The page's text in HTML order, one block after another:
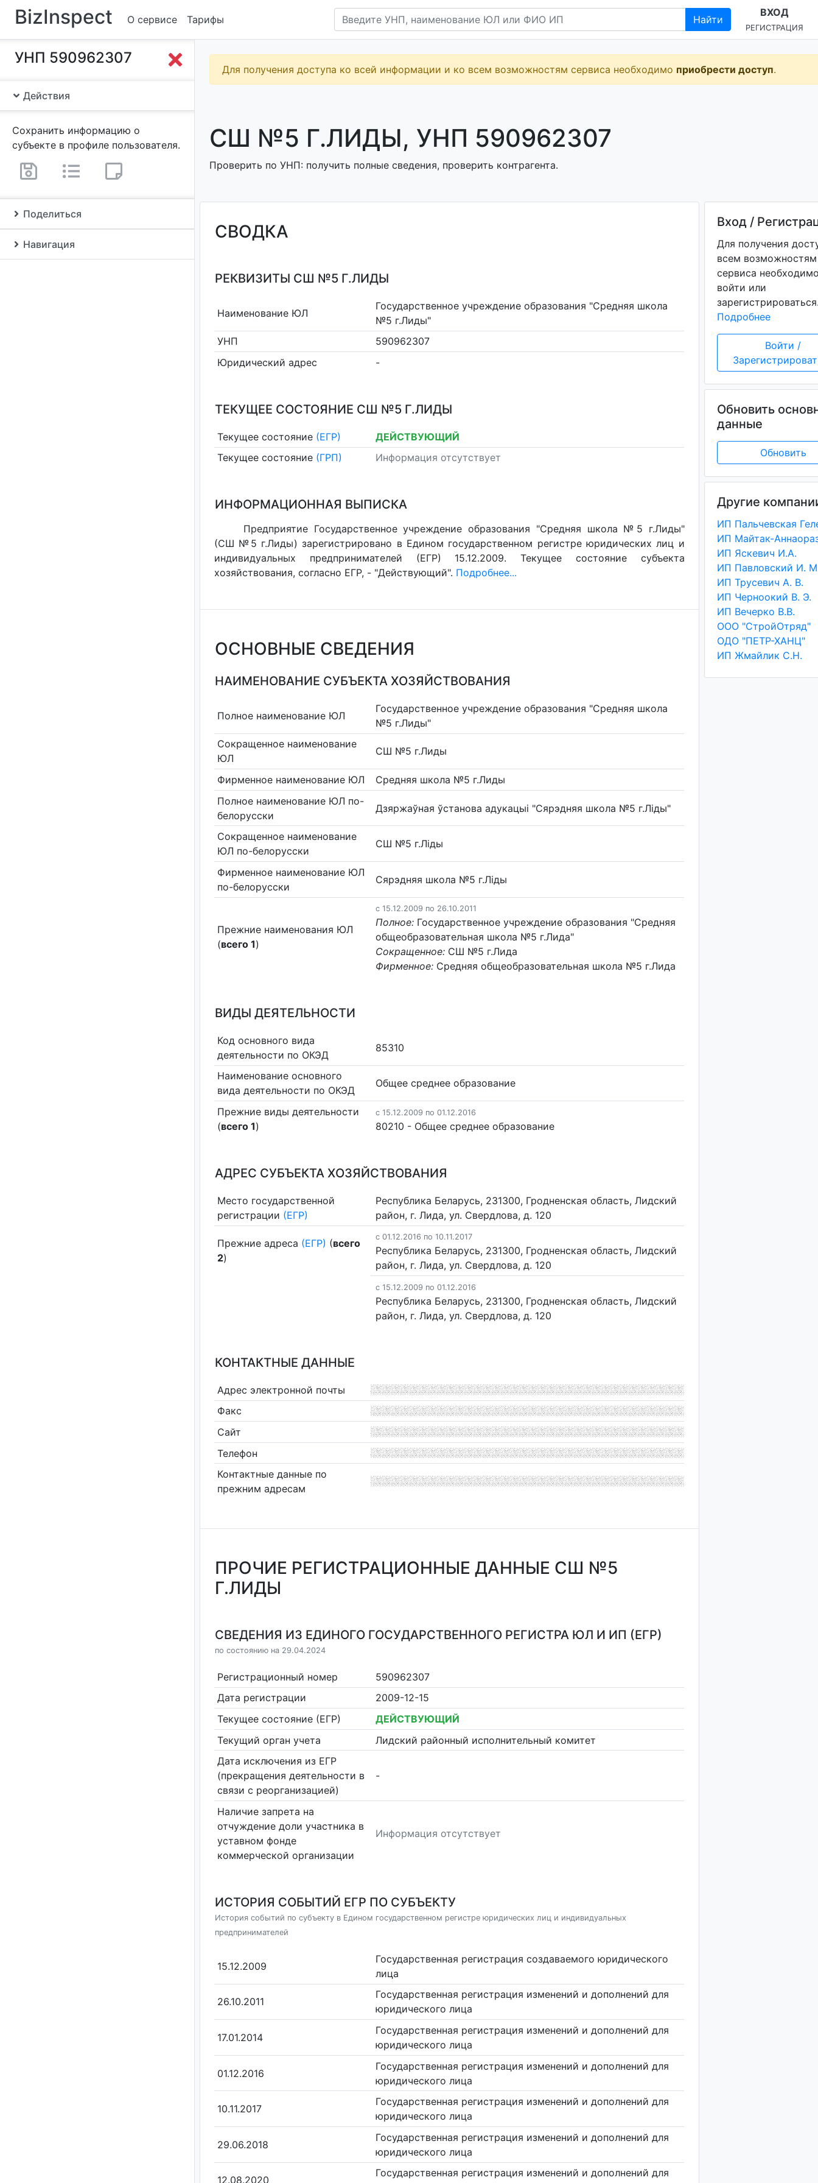
BizInspect О сервисе Тарифы Найти
ВХОД
РЕГИСТРАЦИЯ
УНП 590962307
Действия
Сохранить информацию о
субъекте в профиле пользователя.
Поделиться
Навигация
Для получения доступа ко всей информации и ко всем возможностям сервиса необходимо приобрести доступ.
СШ №5 Г.ЛИДЫ, УНП 590962307
Проверить по УНП: получить полные сведения, проверить контрагента.
СВОДКА
РЕКВИЗИТЫ СШ №5 Г.ЛИДЫ
Наименование ЮЛ
Государственное учреждение образования "Средняя школа
№5 г.Лиды"
УНП
590962307
Юридический адрес
-
ТЕКУЩЕЕ СОСТОЯНИЕ СШ №5 Г.ЛИДЫ
Текущее состояние (ЕГР)
ДЕЙСТВУЮЩИЙ
Текущее состояние (ГРП) Информация отсутствует
ИНФОРМАЦИОННАЯ ВЫПИСКА
Предприятие Государственное учреждение образования "Средняя школа №5 г.Лиды"
(СШ №5 г.Лиды) зарегистрировано в Едином государственном регистре юридических лиц и
индивидуальных предпринимателей (ЕГР) 15.12.2009. Текущее состояние субъекта
хозяйствования, согласно ЕГР, - "Действующий". Подробнее...
ОСНОВНЫЕ СВЕДЕНИЯ
НАИМЕНОВАНИЕ СУБЪЕКТА ХОЗЯЙСТВОВАНИЯ
Полное наименование ЮЛ
Государственное учреждение образования "Средняя школа
№5 г.Лиды"
Сокращенное наименование
ЮЛ
СШ №5 г.Лиды
Фирменное наименование ЮЛ
Средняя школа №5 г.Лиды
Полное наименование ЮЛ по-
белорусски
Дзяржаўная ўстанова адукацыі "Сярэдняя школа №5 г.Ліды"
Сокращенное наименование
ЮЛ по-белорусски
СШ №5 г.Ліды
Фирменное наименование ЮЛ
по-белорусски
Сярэдняя школа №5 г.Ліды
Прежние наименования ЮЛ
(всего 1)
c 15.12.2009 по 26.10.2011
Полное: Государственное учреждение образования "Средняя
общеобразовательная школа №5 г.Лида"
Сокращенное: СШ №5 г.Лида
Фирменное: Средняя общеобразовательная школа №5 г.Лида
ВИДЫ ДЕЯТЕЛЬНОСТИ
Код основного вида
деятельности по ОКЭД
85310
Наименование основного
вида деятельности по ОКЭД
Общее среднее образование
Прежние виды деятельности
(всего 1)
c 15.12.2009 по 01.12.2016
80210 - Общее среднее образование
АДРЕС СУБЪЕКТА ХОЗЯЙСТВОВАНИЯ
Место государственной
регистрации (ЕГР)
Республика Беларусь, 231300, Гродненская область, Лидский
район, г. Лида, ул. Свердлова, д. 120
Прежние адреса (ЕГР) (всего
2)
c 01.12.2016 по 10.11.2017
Республика Беларусь, 231300, Гродненская область, Лидский
район, г. Лида, ул. Свердлова, д. 120
c 15.12.2009 по 01.12.2016
Республика Беларусь, 231300, Гродненская область, Лидский
район, г. Лида, ул. Свердлова, д. 120
КОНТАКТНЫЕ ДАННЫЕ
Адрес электронной почты
Факс
Сайт
Телефон
Контактные данные по
прежним адресам
ПРОЧИЕ РЕГИСТРАЦИОННЫЕ ДАННЫЕ СШ №5
Г.ЛИДЫ
СВЕДЕНИЯ ИЗ ЕДИНОГО ГОСУДАРСТВЕННОГО РЕГИСТРА ЮЛ И ИП (ЕГР)
по состоянию на 29.04.2024
Регистрационный номер
590962307
Дата регистрации
2009-12-15
Текущее состояние (ЕГР)
ДЕЙСТВУЮЩИЙ
Текущий орган учета
Лидский районный исполнительный комитет
Дата исключения из ЕГР
(прекращения деятельности в
связи с реорганизацией)
-
Наличие запрета на
отчуждение доли участника в
уставном фонде
коммерческой организации
Информация отсутствует
ИСТОРИЯ СОБЫТИЙ ЕГР ПО СУБЪЕКТУ
История событий по субъекту в Едином государственном регистре юридических лиц и индивидуальных
предпринимателей
15.12.2009
Государственная регистрация создаваемого юридического
лица
26.10.2011
Государственная регистрация изменений и дополнений для
юридического лица
17.01.2014
Государственная регистрация изменений и дополнений для
юридического лица
01.12.2016
Государственная регистрация изменений и дополнений для
юридического лица
10.11.2017
Государственная регистрация изменений и дополнений для
юридического лица
29.06.2018
Государственная регистрация изменений и дополнений для
юридического лица
12.08.2020
Государственная регистрация изменений и дополнений для
Вход /
Для получения
всем возможностям
сервиса
войти или
Подробнее
Войти /
Обновить
данные
Обновить
Другие
ИП Яскевич И.А.
ИП Павловский И.
ИП Трусевич А. В.
ИП Черноокий В. Э.
ИП Вечерко В.В.
ООО "СтройОтряд"
ОДО "ПЕТР-ХАНЦ"
ИП Жмайлик С.Н.